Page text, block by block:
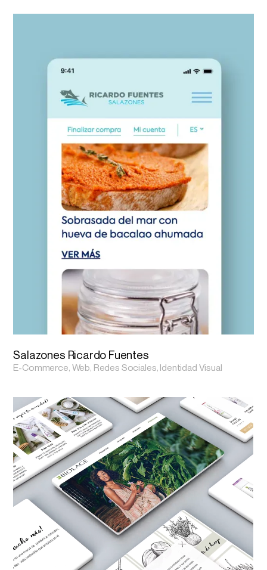
Salazones Ricardo Fuentes
E-Commerce, Web, Redes Sociales, Identidad Visual